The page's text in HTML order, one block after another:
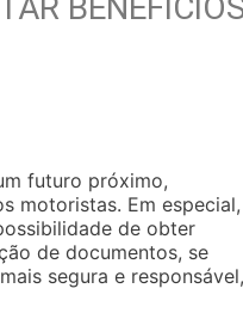
futuro próximo,
motoristas. Em especial,
de obter
de documentos, se
segura e responsável,